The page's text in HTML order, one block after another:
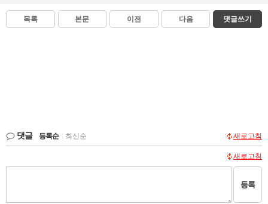
목록 본문 이전 다음 댓글쓰기
댓글 등록순 최신순 새로고침
새로고침
등록